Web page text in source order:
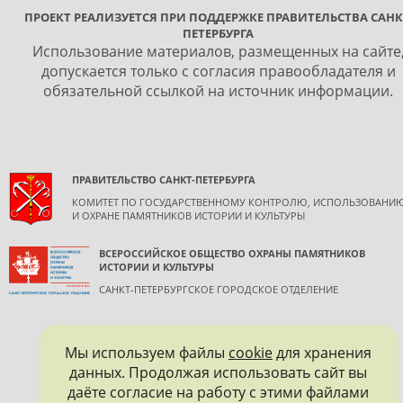
ПРОЕКТ РЕАЛИЗУЕТСЯ ПРИ ПОДДЕРЖКЕ ПРАВИТЕЛЬСТВА
ПЕТЕРБУРГА
Использование материалов, размещенных на
допускается только с согласия правообладателя и
обязательной ссылкой на источник информации.
ПРАВИТЕЛЬСТВО САНКТ-ПЕТЕРБУРГА
КОМИТЕТ ПО ГОСУДАРСТВЕННОМУ КОНТРОЛЮ,
И ОХРАНЕ ПАМЯТНИКОВ ИСТОРИИ И КУЛЬТУРЫ
ВСЕРОССИЙСКОЕ ОБЩЕСТВО ОХРАНЫ ПАМЯТНИКОВ
ИСТОРИИ И КУЛЬТУРЫ
САНКТ-ПЕТЕРБУРГСКОЕ ГОРОДСКОЕ ОТДЕЛЕНИЕ
Мы используем файлы cookieдля хранения
данных. Продолжая использовать сайт вы
даёте согласие на работу с этими файлами